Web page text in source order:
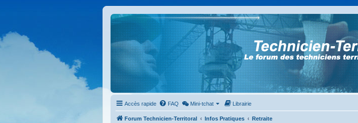
Accès rapide FAQ Mini-tchat Librairie
Forum Technicien-Territoral Infos Pratiques Retraite